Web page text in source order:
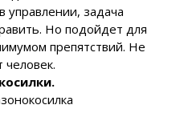
управлении, задача
Но подойдет для
препятствий. Не
человек.